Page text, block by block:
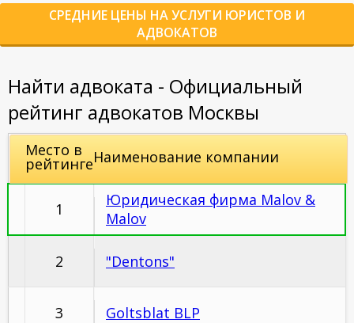
СРЕДНИЕ ЦЕНЫ НА УСЛУГИ ЮРИСТОВ И
АДВОКАТОВ
Найти адвоката - Официальный
рейтинг адвокатов Москвы
Место в
рейтингеНаименование компании
1
Юридическая фирма Malov &
Malov
2 "Dentons"
3 Goltsblat BLP